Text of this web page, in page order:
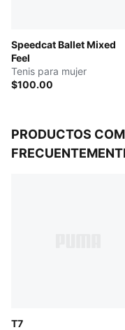
Speedcat Ballet Mixed
Feel
Tenis para mujer
$100.00
PRODUCTOS
T7